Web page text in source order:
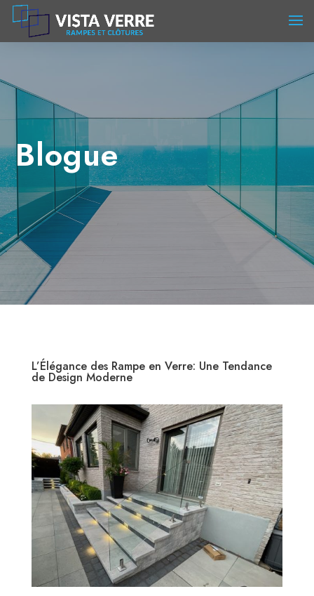
Blogue
L’Élégance des Rampe en Verre: Une Tendance
de Design Moderne